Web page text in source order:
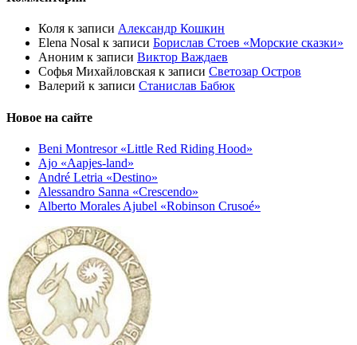
Коля к записи Александр Кошкин
Elena Nosal к записи Борислав Стоев «Морские сказки»
Аноним к записи Виктор Важдаев
Софья Михайловская к записи Светозар Остров
Валерий к записи Станислав Бабюк
Новое на сайте
Beni Montresor «Little Red Riding Hood»
Ajo «Aapjes-land»
André Letria «Destino»
Alessandro Sanna «Crescendo»
Alberto Morales Ajubel «Robinson Crusoé»